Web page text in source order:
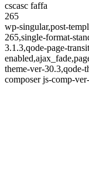
cscasc faffa
265
wp-singular,post-
265,single-format-
3.1.3,qode-page-
theme-ver-30.3,qode-
composer js-comp-